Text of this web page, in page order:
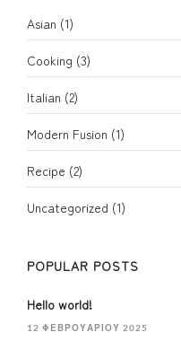
Asian (1)
Cooking (3)
Italian (2)
Modern Fusion (1)
Recipe (2)
Uncategorized (1)
POPULAR POSTS
Hello world!
12 ΦΕΒΡΟΥΑΡΊΟΥ 2025